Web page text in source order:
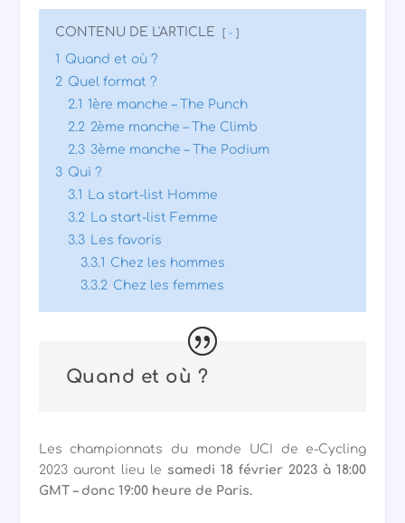
CONTENU DE L'ARTICLE -
1 Quand et où ?
2 Quel format ?
2.1 1ère manche – The Punch
2.2 2ème manche – The Climb
2.3 3ème manche – The Podium
3 Qui ?
3.1
La start-list Homme
3.2
La start-list Femme
3.3
Les favoris
3.3.1 Chez les hommes
3.3.2 Chez les femmes
Quand et où ?
Les championnats du monde UCI de e-Cycling
2023 auront lieu le samedi 18 février 2023 à 18:00
GMT – donc 19:00 heure de Paris.